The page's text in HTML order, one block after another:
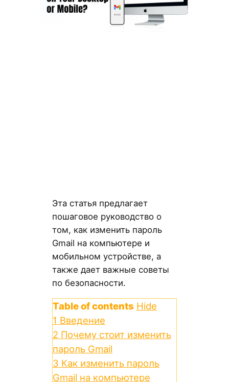
Эта статья предлагает
пошаговое руководство о
том, как изменить пароль
Gmail на компьютере и
мобильном устройстве, а
также дает важные советы
по безопасности.
Table of contents Hide
1 Введение
2 Почему стоит изменить
пароль Gmail
3 Как изменить пароль
Gmail на компьютере